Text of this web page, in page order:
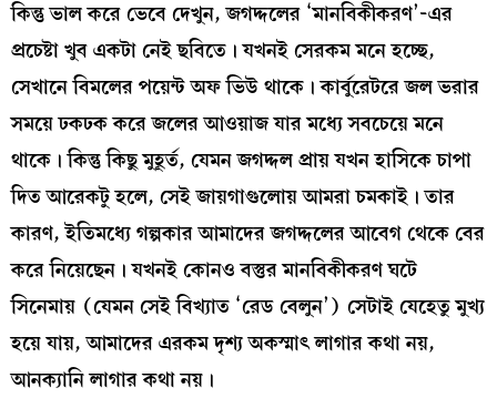
কিন্তু ভাল করে ভেবে দেখুন, জগদ্দলের ‘মানবিকীকরণ’-এর
প্রচেষ্টা খুব একটা নেই ছবিতে। যখনই সেরকম মনে হচ্ছে,
সেখানে বিমলের পয়েন্ট অফ ভিউ থাকে। কার্বুরেটরে জল ভরার
সময়ে ঢকঢক করে জলের আওয়াজ যার মধ্যে সবচেয়ে মনে
থাকে। কিন্তু কিছু মুহূর্ত, যেমন জগদ্দল প্রায় যখন হাসিকে চাপা
দিত আরেকটু হলে, সেই জায়গাগুলোয় আমরা চমকাই। তার
কারণ, ইতিমধ্যে গল্পকার আমাদের জগদ্দলের আবেগ থেকে বের
করে নিয়েছেন। যখনই কোনও বস্তুর মানবিকীকরণ ঘটে
সিনেমায় (যেমন সেই বিখ্যাত ‘রেড বেলুন’) সেটাই যেহেতু মুখ্য
হয়ে যায়, আমাদের এরকম দৃশ্য অকস্মাৎ লাগার কথা নয়,
আনক্যানি লাগার কথা নয়।